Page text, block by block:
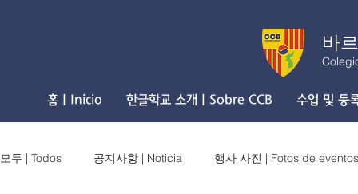
바
홈 | Inicio 한글학교 소개 | Sobre CCB 수업 및 등
모두 | Todos 공지사항 | Noticia 행사 사진 | Fotos de eventos